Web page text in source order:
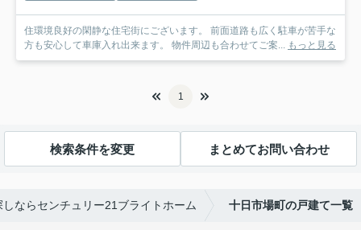
住環境良好の閑静な住宅街にございます。 前面道路も広く駐車が苦手な
方も安心して車庫入れ出来ます。 物件周辺も合わせてご案... もっと見る
1
検索条件を変更 まとめてお問い合わせ
ならセンチュリー21ブライトホーム 十日市場町の戸建て一覧